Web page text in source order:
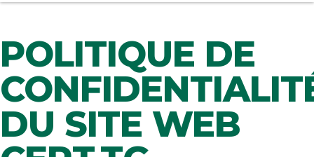
POLITIQUE DE
DU SITE WEB